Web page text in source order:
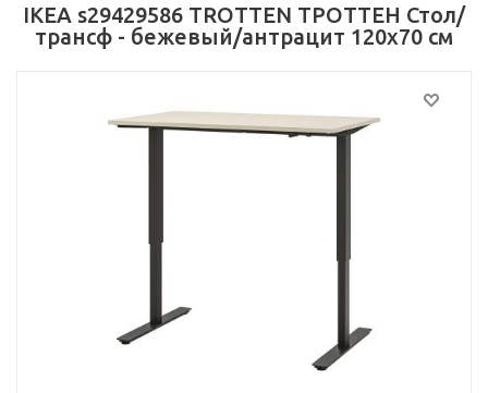
IKEA s29429586 TROTTEN ТРОТТЕН Стол/
трансф - бежевый/антрацит 120x70 см